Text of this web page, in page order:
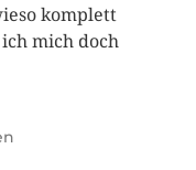
komplett
mich doch